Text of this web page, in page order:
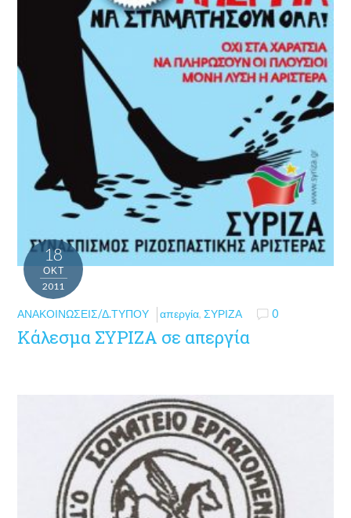
18
ΟΚΤ
2011
ΑΝΑΚΟΙΝΏΣΕΙΣ/Δ.ΤΎΠΟΥ απεργία,ΣΥΡΙΖΑ 0
Κάλεσμα ΣΥΡΙΖΑ σε απεργία